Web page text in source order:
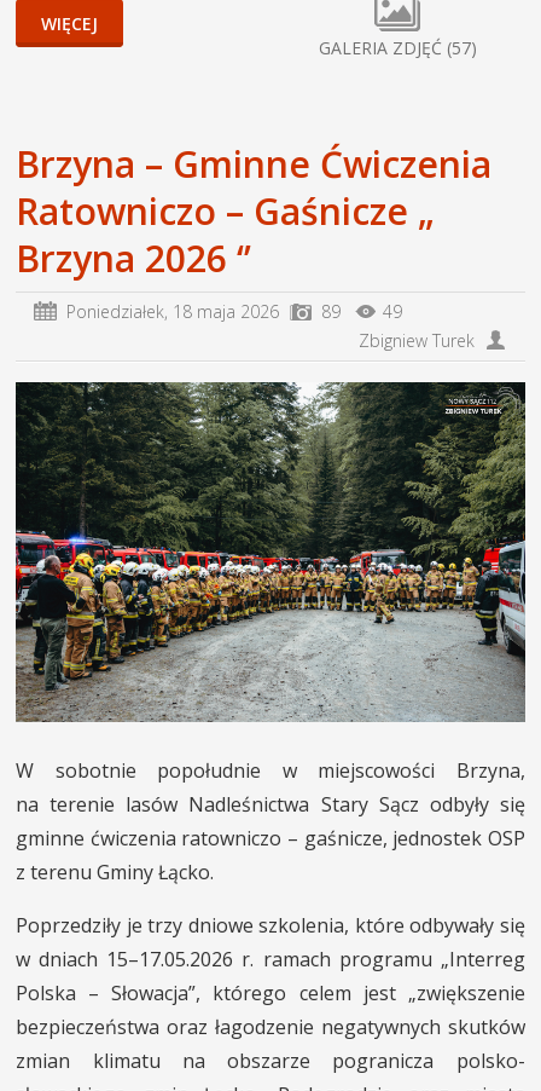
WIĘCEJ
GALERIA ZDJĘĆ (57)
Brzyna – Gminne Ćwiczenia
Ratowniczo – Gaśnicze „
Brzyna 2026 ‘’
Poniedziałek, 18 maja 2026 89
49
Zbigniew Turek
W sobotnie popołudnie w miejscowości Brzyna,
na terenie lasów Nadleśnictwa Stary Sącz odbyły się
gminne ćwiczenia ratowniczo – gaśnicze, jednostek OSP
z terenu Gminy Łącko.
Poprzedziły je trzy dniowe szkolenia, które odbywały się
w dniach 15–17.05.2026 r. ramach programu „Interreg
Polska – Słowacja”, którego celem jest „zwiększenie
bezpieczeństwa oraz łagodzenie negatywnych skutków
zmian klimatu na obszarze pogranicza polsko-